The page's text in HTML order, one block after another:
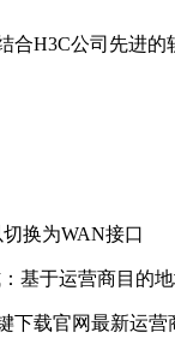
合H3C公司先进
换为WAN接口
基于运营商目的
下载官网最新运